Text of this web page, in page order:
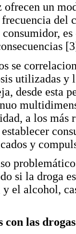
un
del
se
utilizadas y
desde esta
a los
y
si la droga
el alcohol,
con las drogas